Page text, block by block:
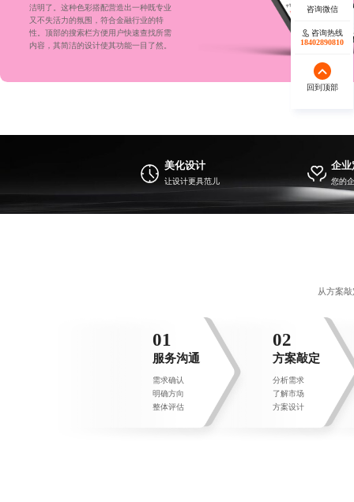
洁明了。这种色彩搭配营造出一种既专业
又不失活力的氛围，符合金融行业的特
性。顶部的搜索栏方便用户快速查找所需
内容，其简洁的设计使其功能一目了然。
美化设计
让设计更具范儿
企业
您的
从方案
01
服务沟通
需求确认
明确方向
整体评估
02
方案敲定
分析需求
了解市场
方案设计
咨询热线
17723342546
回到顶部
咨询热线
18402890810
回到顶部